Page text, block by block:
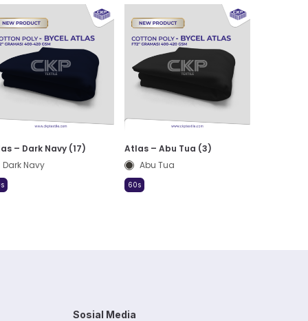
– Dark Navy (17)
Dark Navy
Atlas – Abu Tua (3)
Abu Tua
60s
Sosial Media